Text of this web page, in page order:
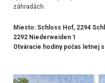
záhradách.
Miesto: Schloss Hof, 2294
2292 Niederweiden 1
Otváracie hodiny počas letnej